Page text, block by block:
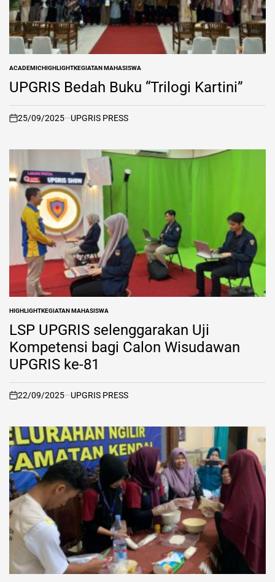
POSTED
IN
ACADEMICHIGHLIGHTKEGIATAN MAHASISWA
UPGRIS Bedah Buku “Trilogi Kartini”
on
25/09/2025 UPGRIS PRESS
POSTED
IN
HIGHLIGHTKEGIATAN MAHASISWA
LSP UPGRIS selenggarakan Uji
Kompetensi bagi Calon Wisudawan
UPGRIS ke-81
on
22/09/2025 UPGRIS PRESS